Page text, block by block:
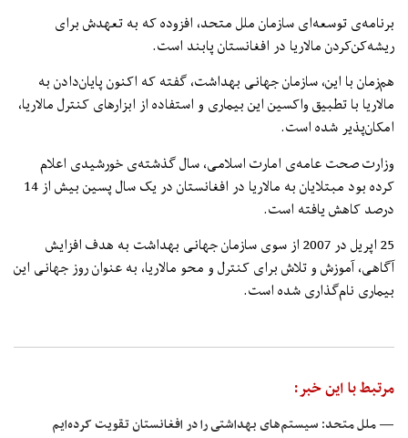
برنامه‌ی توسعه‌ای سازمان ملل متحد، افزوده که به تعهدش برای
ریشه‌کن‌کردن مالاریا در افغانستان پابند است.
هم‌زمان با این، سازمان جهانی بهداشت، گفته که اکنون پایان‌دادن به
مالاریا با تطبیق واکسین این بیماری و استفاده از ابزارهای کنترل مالاریا،
امکان‌پذیر شده است.
وزارت صحت عامه‌ی امارت اسلامی، سال گذشته‌ی خورشیدی اعلام
کرده بود مبتلایان به مالاریا در افغانستان در یک سال پسین بیش از 14
درصد کاهش یافته است.
25 اپریل در 2007 از سوی سازمان جهانی بهداشت به هدف افزایش
آگاهی، آموزش و تلاش برای کنترل و محو مالاریا، به عنوان روز جهانی این
بیماری نام‌گذاری شده است.
مرتبط با این خبر:
— ملل متحد: سیستم‌های بهداشتی را در افغانستان تقویت کرده‌ایم